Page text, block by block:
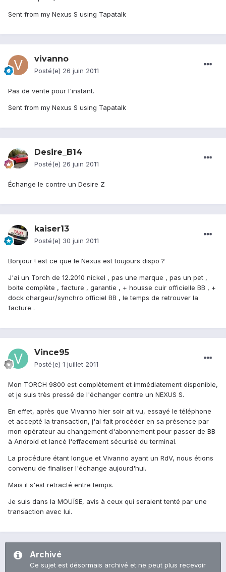
Sent from my Nexus S using Tapatalk
vivanno
Posté(e) 26 juin 2011
Pas de vente pour l'instant.
Sent from my Nexus S using Tapatalk
Desire_B14
Posté(e) 26 juin 2011
Échange le contre un Desire Z
kaiser13
Posté(e) 30 juin 2011
Bonjour ! est ce que le Nexus est toujours dispo ?
J'ai un Torch de 12.2010 nickel , pas une marque , pas un pet ,
boite complète , facture , garantie , + housse cuir officielle BB , +
dock chargeur/synchro officiel BB , le temps de retrouver la
facture .
Vince95
Posté(e) 1 juillet 2011
Mon TORCH 9800 est complètement et immédiatement disponible,
et je suis très pressé de l'échanger contre un NEXUS S.
En effet, après que Vivanno hier soir ait vu, essayé le téléphone
et accepté la transaction, j'ai fait procéder en sa présence par
mon opérateur au changement d'abonnement pour passer de BB
à Android et lancé l'effacement sécurisé du terminal.
La procédure étant longue et Vivanno ayant un RdV, nous étions
convenu de finaliser l'échange aujourd'hui.
Mais il s'est retracté entre temps.
Je suis dans la MOUÏSE, avis à ceux qui seraient tenté par une
transaction avec lui.
Archivé
Ce sujet est désormais archivé et ne peut plus recevoir